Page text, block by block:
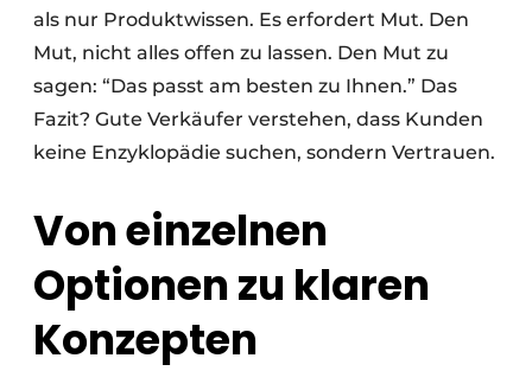
als nur Produktwissen. Es erfordert Mut. Den
Mut, nicht alles offen zu lassen. Den Mut zu
sagen: “Das passt am besten zu Ihnen.” Das
Fazit? Gute Verkäufer verstehen, dass Kunden
keine Enzyklopädie suchen, sondern Vertrauen.
Von einzelnen
Optionen zu klaren
Konzepten